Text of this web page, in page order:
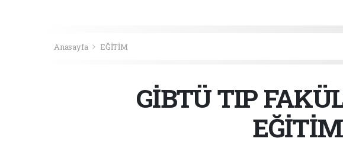
Anasayfa EĞİTİM
GİBTÜ TIP